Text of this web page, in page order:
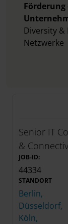
Diversity
Netzwerke
Senior IT
&
JOB-ID:
44334
STANDORT
Berlin,
Düsseldorf,
Köln,